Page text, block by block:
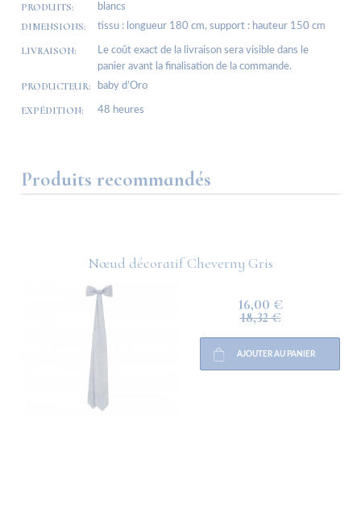
PRODUITS:
blancs
DIMENSIONS: tissu : longueur 180 cm, support : hauteur 150 cm
LIVRAISON:
Le coût exact de la livraison sera visible dans le
panier avant la finalisation de la commande.
PRODUCTEUR: baby d’Oro
EXPÉDITION: 48 heures
Produits recommandés
Nœud décoratif Cheverny Gris
16,00 €
18,32 €
AJOUTER AU PANIER